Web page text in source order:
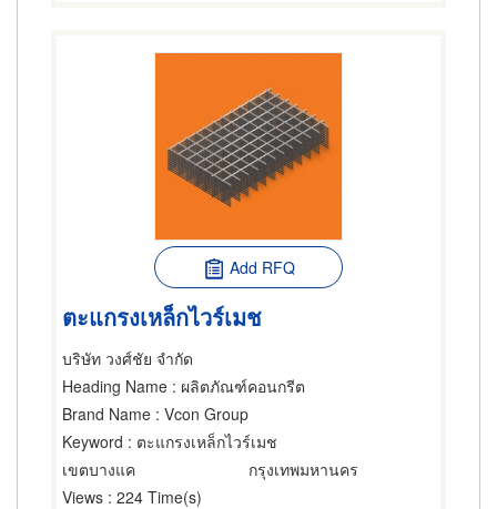
Add RFQ
ตะแกรงเหล็กไวร์เมช
บริษัท วงศ์ชัย จำกัด
Heading Name : ผลิตภัณฑ์คอนกรีต
Brand Name : Vcon Group
Keyword : ตะแกรงเหล็กไวร์เมช
เขตบางแค
กรุงเทพมหานคร
Views : 224 Time(s)